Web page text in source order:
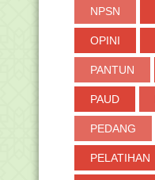
NPSN
OPINI
PANTUN
PAUD
PEDANG
PELATIHAN